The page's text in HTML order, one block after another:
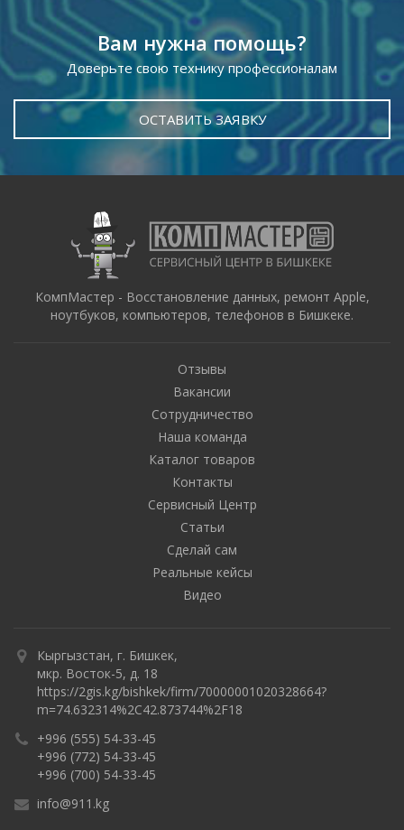
Вам нужна помощь?
Доверьте свою технику профессионалам
ОСТАВИТЬ ЗАЯВКУ
КомпМастер - Восстановление данных, ремонт Apple,
ноутбуков, компьютеров, телефонов в Бишкеке.
Отзывы
Вакансии
Сотрудничество
Наша команда
Каталог товаров
Контакты
Сервисный Центр
Статьи
Сделай сам
Реальные кейсы
Видео
Кыргызстан, г. Бишкек,
мкр. Восток-5, д. 18
https://2gis.kg/bishkek/firm/70000001020328664?
m=74.632314%2C42.873744%2F18
+996 (555) 54-33-45
+996 (772) 54-33-45
+996 (700) 54-33-45
info@911.kg